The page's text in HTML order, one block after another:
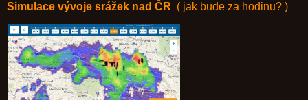
Simulace vývoje srážek nad ČR ( jak bude za hodinu? )